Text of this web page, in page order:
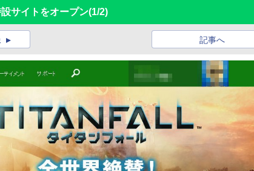
サイトをオープン(1/2)
記事へ